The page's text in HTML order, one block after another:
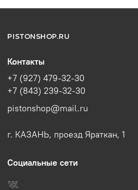
PISTONSHOP.RU
Контакты
+7 (927) 479-32-30
+7 (843) 239-32-30
pistonshop@mail.ru
г. КАЗАНЬ, проезд Яраткан, 1
Социальные сети